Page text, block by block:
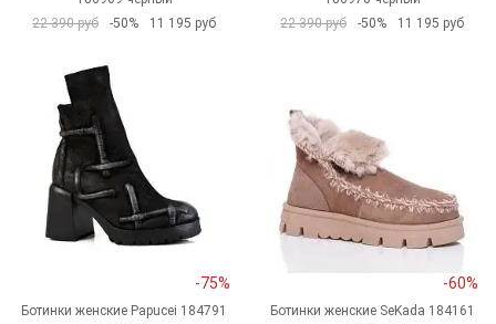
22 390 руб
-50% 11 195 руб
22 390 руб
-50% 11 195 руб
-75%
Ботинки женские Papucei 184791
-60%
Ботинки женские SeKada 184161